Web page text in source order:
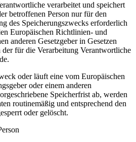
verarbeitet und speichert
betroffenen Person nur für den
des Speicherungszwecks erforderlich
Europäischen Richtlinien- und
anderen Gesetzgeber in Gesetzen
für die Verarbeitung Verantwortliche
oder läuft eine vom Europäischen
oder einem anderen
Speicherfrist ab, werden
routinemäßig und entsprechend den
oder gelöscht.